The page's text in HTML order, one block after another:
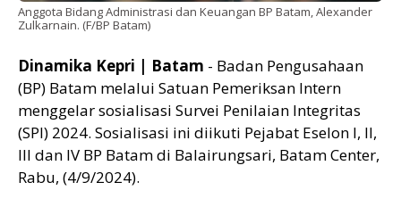
Anggota Bidang Administrasi dan Keuangan BP Batam, Alexander
Zulkarnain. (F/BP Batam)
Dinamika Kepri | Batam - Badan Pengusahaan
(BP) Batam melalui Satuan Pemeriksan Intern
menggelar sosialisasi Survei Penilaian Integritas
(SPI) 2024. Sosialisasi ini diikuti Pejabat Eselon I, II,
III dan IV BP Batam di Balairungsari, Batam Center,
Rabu, (4/9/2024).